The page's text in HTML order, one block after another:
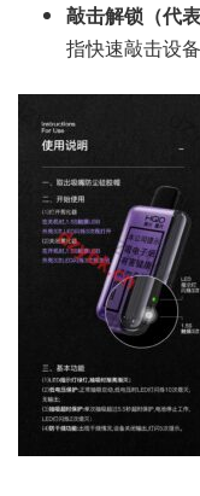
敲击解锁（代
指快速敲击设